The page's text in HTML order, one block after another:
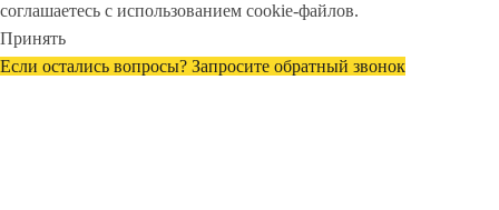
соглашаетесь с использованием cookie-файлов.
Принять
Если остались вопросы? Запросите обратный звонок